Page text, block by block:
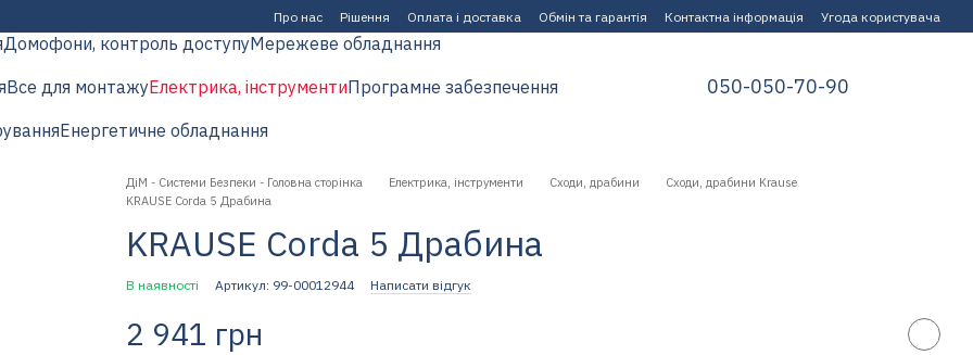
Про нас Рішення Оплата і доставка Обмін та гарантія Контактна інформація Угода користувача
Домофони, контроль доступуМережеве обладнання
Все для монтажуЕлектрика, інструментиПрограмне забезпечення
Енергетичне обладнання
050-050-70-90
ДіМ - Системи Безпеки - Головна сторінка Електрика, інструменти Сходи, драбини
Сходи, драбини Krause
KRAUSE Corda 5 Драбина
KRAUSE Corda 5 Драбина
В наявності Артикул: 99-00012944 Написати відгук
2 941 грн